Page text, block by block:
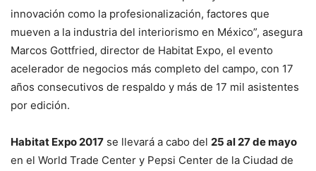
innovación como la profesionalización, factores que
mueven a la industria del interiorismo en México”, asegura
Marcos Gottfried, director de Habitat Expo, el evento
acelerador de negocios más completo del campo, con 17
años consecutivos de respaldo y más de 17 mil asistentes
por edición.
Habitat Expo 2017 se llevará a cabo del 25 al 27 de mayo
en el World Trade Center y Pepsi Center de la Ciudad de